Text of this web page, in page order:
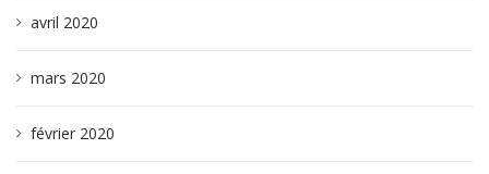
avril 2020
mars 2020
février 2020